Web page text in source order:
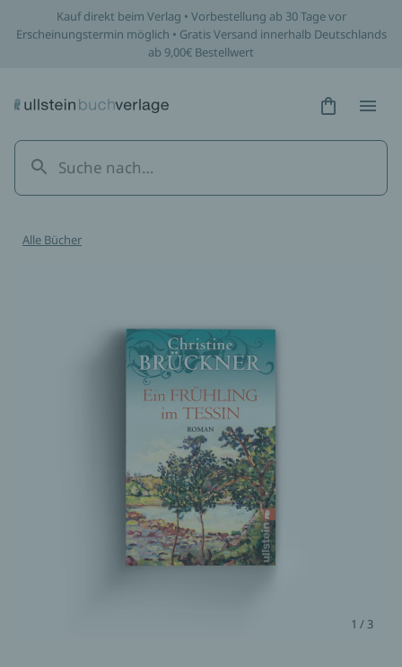
Kauf direkt beim Verlag • Vorbestellung ab 30 Tage vor
Erscheinungstermin möglich • Gratis Versand innerhalb Deutschlands
ab 9,00€ Bestellwert
Hidden
Alle Bücher
1 / 3